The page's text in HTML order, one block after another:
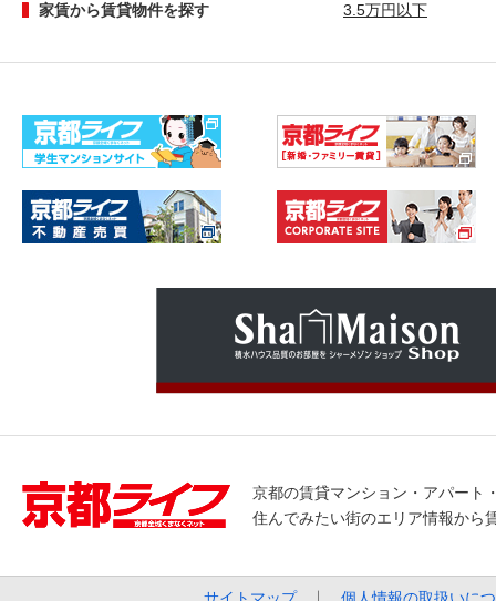
家賃から賃貸物件を探す 3.5万円以下
京都の賃貸マンション・アパート
住んでみたい街のエリア情報から